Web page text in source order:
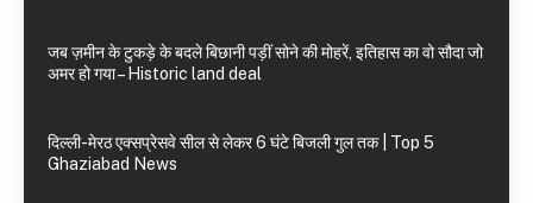
जब ज़मीन के टुकड़े के बदले बिछानी पड़ीं सोने की मोहरें, इतिहास का वो सौदा जो
अमर हो गया – Historic land deal
दिल्ली-मेरठ एक्सप्रेसवे सील से लेकर 6 घंटे बिजली गुल तक | Top 5
Ghaziabad News